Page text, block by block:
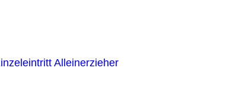
Alleinerzieher